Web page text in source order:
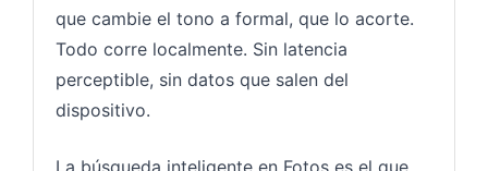
que cambie el tono a formal, que lo acorte.
Todo corre localmente. Sin latencia
perceptible, sin datos que salen del
dispositivo.
La búsqueda inteligente en Fotos es el que